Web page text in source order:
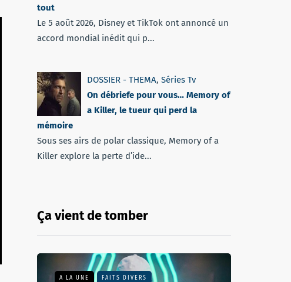
tout
Le 5 août 2026, Disney et TikTok ont annoncé un
accord mondial inédit qui p...
DOSSIER - THEMA, Séries Tv
On débriefe pour vous… Memory of
a Killer, le tueur qui perd la
mémoire
Sous ses airs de polar classique, Memory of a
Killer explore la perte d’ide...
Ça vient de tomber
A LA UNE FAITS DIVERS